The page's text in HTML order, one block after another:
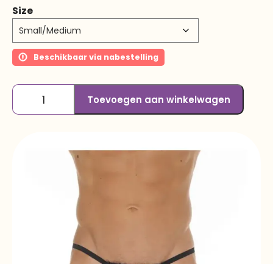
Size
Beschikbaar via nabestelling
Toevoegen aan winkelwagen